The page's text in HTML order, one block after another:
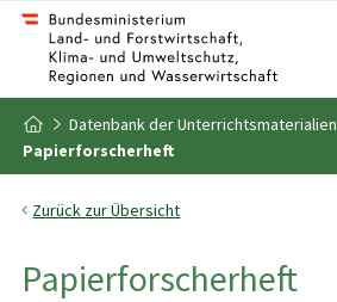
Zum Inhalt
Zum Inhaltsverzeichnis
Zur Startseite
Datenbank der Unterrichtsmaterialien
Papierforscherheft
Zurück zur Übersicht
Papierforscherheft